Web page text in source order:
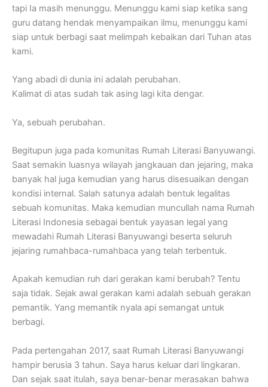
tapi Ia masih menunggu. Menunggu kami siap ketika sang
guru datang hendak menyampaikan ilmu, menunggu kami
siap untuk berbagi saat melimpah kebaikan dari Tuhan atas
kami.
Yang abadi di dunia ini adalah perubahan.
Kalimat di atas sudah tak asing lagi kita dengar.
Ya, sebuah perubahan.
Begitupun juga pada komunitas Rumah Literasi Banyuwangi.
Saat semakin luasnya wilayah jangkauan dan jejaring, maka
banyak hal juga kemudian yang harus disesuaikan dengan
kondisi internal. Salah satunya adalah bentuk legalitas
sebuah komunitas. Maka kemudian muncullah nama Rumah
Literasi Indonesia sebagai bentuk yayasan legal yang
mewadahi Rumah Literasi Banyuwangi beserta seluruh
jejaring rumahbaca-rumahbaca yang telah terbentuk.
Apakah kemudian ruh dari gerakan kami berubah? Tentu
saja tidak. Sejak awal gerakan kami adalah sebuah gerakan
pemantik. Yang memantik nyala api semangat untuk
berbagi.
Pada pertengahan 2017, saat Rumah Literasi Banyuwangi
hampir berusia 3 tahun. Saya harus keluar dari lingkaran.
Dan sejak saat itulah, saya benar-benar merasakan bahwa